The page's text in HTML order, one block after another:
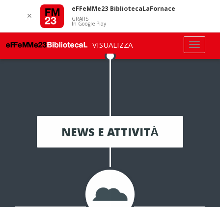
NEWS E ATTIVITÀ
✕
eFFeMMe23 BibliotecaLaFornace
GRATIS
In Google Play
VISUALIZZA